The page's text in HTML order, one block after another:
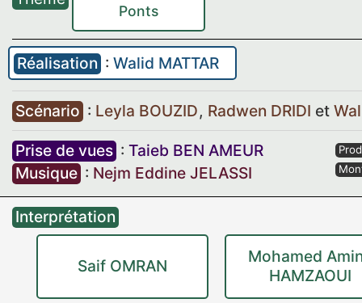
Ponts
Réalisation : Walid MATTAR
Scénario : Leyla BOUZID, Radwen DRIDI et
Prise de vues : Taieb BEN AMEUR
Musique : Nejm Eddine JELASSI
Interprétation
Saif OMRAN
Mohamed
HAMZAOUI